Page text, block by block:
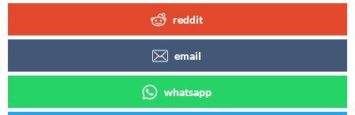
reddit
email
whatsapp